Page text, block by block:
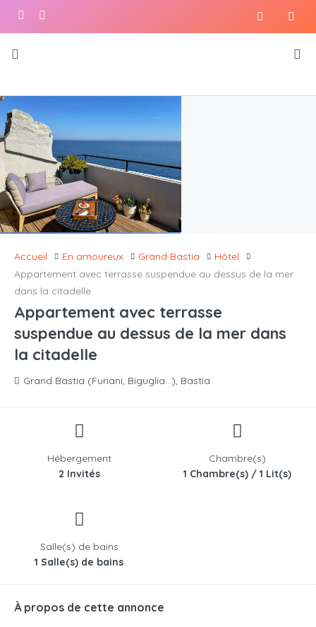
Accueil En amoureux Grand Bastia
Hôtel
Appartement avec terrasse suspendue au dessus de la mer
dans la citadelle
Appartement avec terrasse
suspendue au dessus de la mer dans
la citadelle
Grand Bastia (Furiani, Biguglia...), Bastia
Hébergement
2 Invités
Chambre(s)
1 Chambre(s) / 1 Lit(s)
Salle(s) de bains
1 Salle(s) de bains
À propos de cette annonce